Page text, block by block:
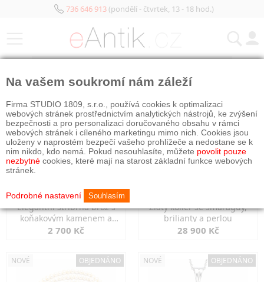
736 646 913(pondělí - čtvrtek, 13 - 18 hod.)
Elegantní stříbrná brož s
koňakovým kamenem a
markazity
2 700 Kč
Zlatý kolier se smaragdy,
brilianty a perlou
28 900 Kč
NOVÉ OBJEDNÁNO NOVÉ OBJEDNÁNO
Na vašem soukromí nám záleží
Firma STUDIO 1809, s.r.o., používá cookies k optimalizaci
webových stránek prostřednictvím analytických nástrojů, ke zvýšení
bezpečnosti a pro personalizaci doručovaného obsahu v rámci
webových stránek i cíleného marketingu mimo nich. Cookies jsou
uloženy v naprostém bezpečí vašeho prohlížeče a nedostane se k
nim nikdo, kdo nemá. Pokud nesouhlasíte, můžete povolit pouze
nezbytné cookies, které mají na starost základní funkce webových
stránek.
Podrobné nastavení Souhlasím